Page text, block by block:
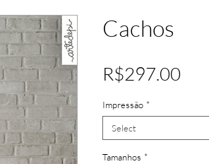
Cachos
R$297.00Price
Impressão *
Select
Tamanhos *